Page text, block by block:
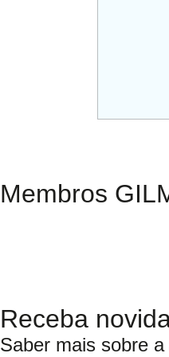
Membros
Receba
Saber mais sobre